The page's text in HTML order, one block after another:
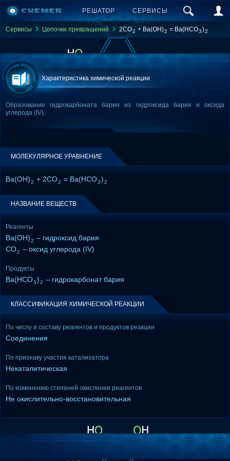
РЕШАТОР СЕРВИСЫ
Сервисы Цепочки превращений 2CO2 + Ba(OH)2 = Ba(HCO3)2
Характеристика химической реакции
Образование гидрокарбоната бария из гидроксида бария и оксида
углерода (IV).
МОЛЕКУЛЯРНОЕ УРАВНЕНИЕ
Ba(OH)2 + 2CO2 = Ba(HCO3)2
НАЗВАНИЕ ВЕЩЕСТВ
Реагенты
Ba(OH)2 – гидроксид бария
CO2 – оксид углерода (IV)
Продукты
Ba(HCO3)2 – гидрокарбонат бария
КЛАССИФИКАЦИЯ ХИМИЧЕСКОЙ РЕАКЦИИ
По числу и составу реагентов и продуктов реакции
Соединения
По признаку участия катализатора
Некаталитическая
По изменению степеней окисления реагентов
Не окислительно-восстановительная